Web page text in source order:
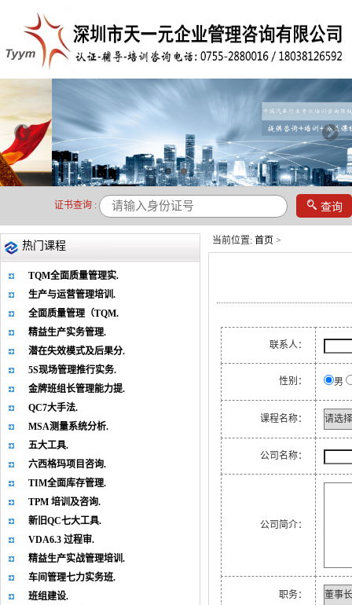
证书查询 :  查询
热门课程
TQM全面质量管理实.
生产与运营管理培训.
全面质量管理（TQM.
精益生产实务管理.
潜在失效模式及后果分.
5S现场管理推行实务.
金牌班组长管理能力提.
QC7大手法.
MSA测量系统分析.
五大工具.
六西格玛项目咨询.
TIM全面库存管理.
TPM 培训及咨询.
新旧QC七大工具.
VDA6.3 过程审.
精益生产实战管理培训.
车间管理七力实务班.
班组建设.
当前位置: 首页 >
联系人：
性别： 男
课程名称：
公司名称：
公司简介：
职务：